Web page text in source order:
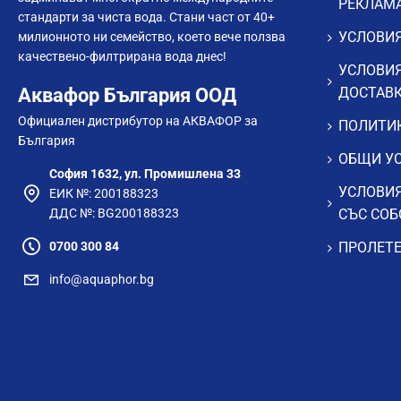
стандарти за чиста вода. Стани част от 40+
милионното ни семейство, което вече ползва
качествено-филтрирана вода днес!
Аквафор България ООД
Официален дистрибутор на АКВАФОР за
България
София 1632, ул. Промишлена 33
ЕИК №: 200188323
ДДС №: BG200188323
0700 300 84
info@aquaphor.bg
ОБЩИ
СЪС